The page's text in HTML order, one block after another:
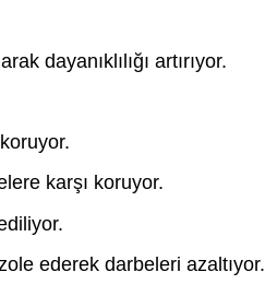
dayanıklılığı artırıyor.
karşı koruyor.
ederek darbeleri azaltıyor.